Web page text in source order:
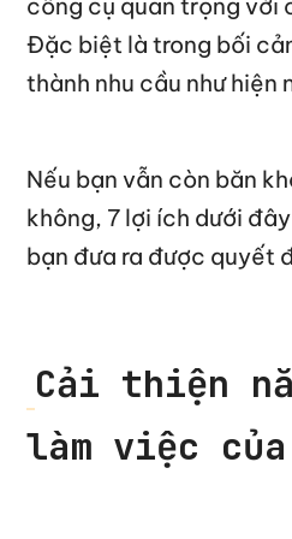
Đặc biệt là trong bối
thành nhu cầu như hiện
Nếu bạn vẫn còn băn
không, 7 lợi ích dưới
bạn đưa ra được quyết
Cải thiện
làm việc